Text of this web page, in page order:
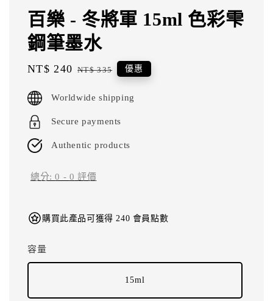
百樂 - 冬將軍 15ml 色彩雫
鋼筆墨水
Sale
NT$ 240 Regular
NT$ 335 優惠
Worldwide shipping
Secure payments
Authentic products
總分:0 - 0 評價
購買此產品可獲得 240 會員點數
容量
15ml